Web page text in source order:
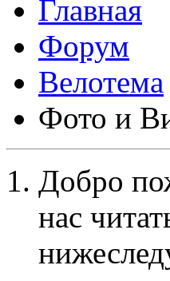
Форум
Велотема
Фото и
Добро
нас